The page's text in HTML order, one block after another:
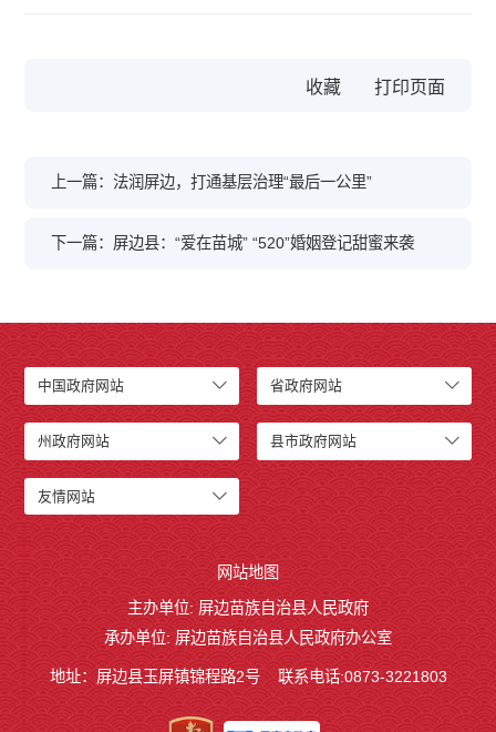
收藏
上一篇：法润屏边，打通基层治理“最后一公里”
下一篇：屏边县：“爱在苗城” “520”婚姻登记甜蜜来袭
中国政府网站 省政府网站
州政府网站 县市政府网站
友情网站
网站地图
主办单位: 屏边苗族自治县人民政府
承办单位: 屏边苗族自治县人民政府办公室
地址：屏边县玉屏镇锦程路2号 联系电话:0873-3221803